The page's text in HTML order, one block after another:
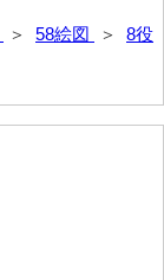
＞ 58絵図 ＞ 8役